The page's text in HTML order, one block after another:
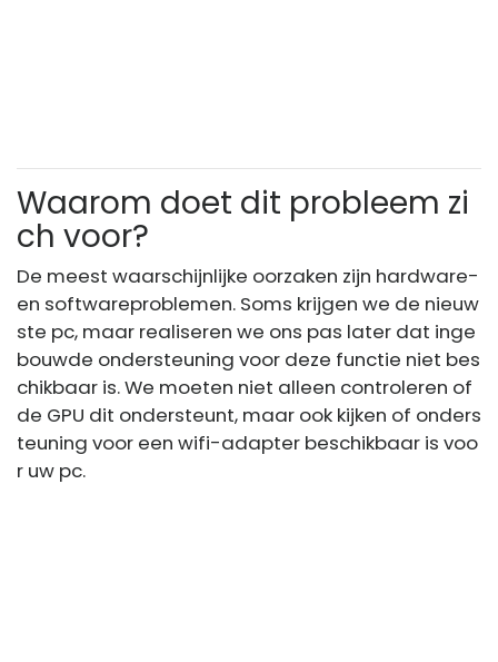
Waarom doet dit probleem zi
ch voor?
De meest waarschijnlijke oorzaken zijn hardware-
en softwareproblemen. Soms krijgen we de nieuw
ste pc, maar realiseren we ons pas later dat inge
bouwde ondersteuning voor deze functie niet bes
chikbaar is. We moeten niet alleen controleren of
de GPU dit ondersteunt, maar ook kijken of onders
teuning voor een wifi-adapter beschikbaar is voo
r uw pc.